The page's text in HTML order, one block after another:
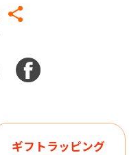
ギフトラッピング